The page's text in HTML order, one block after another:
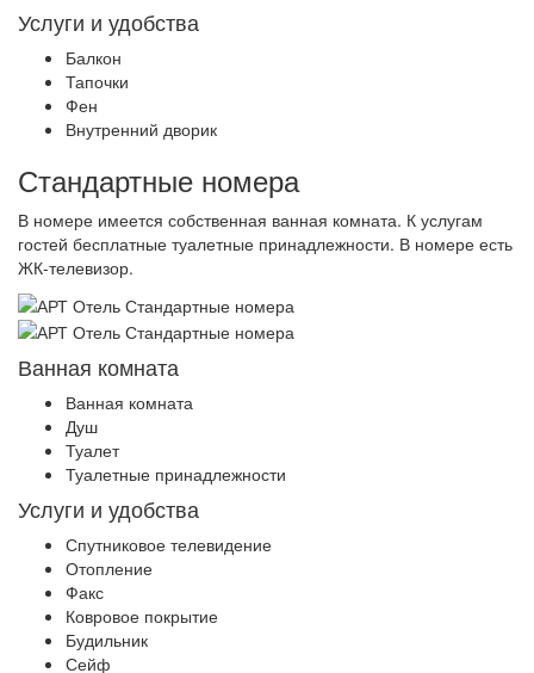
Услуги и удобства
Балкон
Тапочки
Фен
Внутренний дворик
Стандартные номера
В номере имеется собственная ванная комната. К услугам
гостей бесплатные туалетные принадлежности. В номере есть
ЖК-телевизор.
Ванная комната
Ванная комната
Душ
Туалет
Туалетные принадлежности
Услуги и удобства
Спутниковое телевидение
Отопление
Факс
Ковровое покрытие
Будильник
Сейф